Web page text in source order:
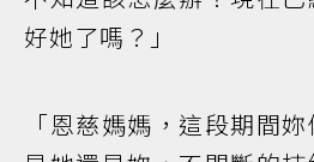
好她了嗎？」
「恩慈媽媽，這段期間